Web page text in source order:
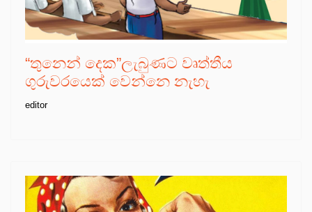
“තුනෙන් දෙක”ලැබුණට වෘත්තීය
ගුරුවරයෙක් වෙන්නෙ නැහැ
editor